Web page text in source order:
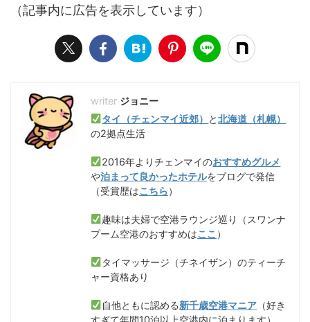
（記事内に広告を表示しています）
ジョニー
タイ（チェンマイ近郊） と北海道（札幌）
の2拠点生活
2016年よりチェンマイのおすすめグルメ
や泊まって良かったホテルをブログで発信
（受賞歴はこちら）
趣味は夫婦で空港ラウンジ巡り（スワンナ
プーム空港のおすすめはここ ）
タイマッサージ（チネイザン）のティーチ
ャー資格あり
自他ともに認める新千歳空港マニア （好き